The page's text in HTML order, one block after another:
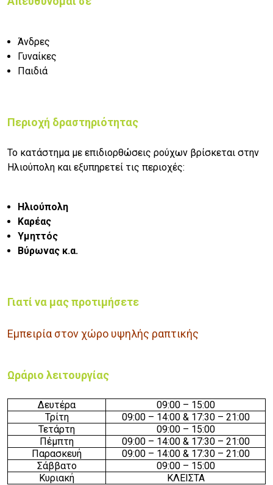
Άνδρες
Γυναίκες
Παιδιά
Περιοχή δραστηριότητας
Το κατάστημα με επιδιορθώσεις ρούχων βρίσκεται στην
Ηλιούπολη και εξυπηρετεί τις περιοχές:
Ηλιούπολη
Καρέας
Υμηττός
Βύρωνας κ.α.
Γιατί να μας προτιμήσετε
Εμπειρία στον χώρο υψηλής ραπτικής
Ωράριο λειτουργίας
Δευτέρα
09:00 – 15:00
Τρίτη
09:00 – 14:00& 17:30 – 21:00
Τετάρτη
09:00 – 15:00
Πέμπτη
09:00 – 14:00& 17:30 – 21:00
Παρασκευή
09:00 – 14:00& 17:30 – 21:00
Σάββατο
09:00 – 15:00
Κυριακή
ΚΛΕΙΣΤΑ